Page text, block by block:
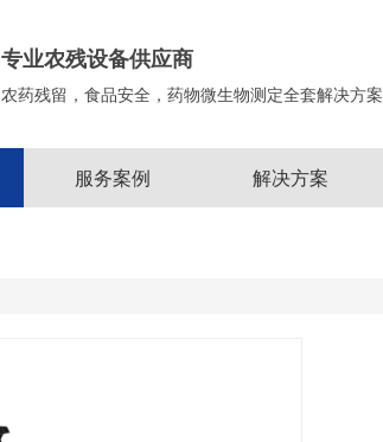
专业农残设备供应商
农药残留，食品安全，药物微生物测定全套解决方案
服务案例 解决方案